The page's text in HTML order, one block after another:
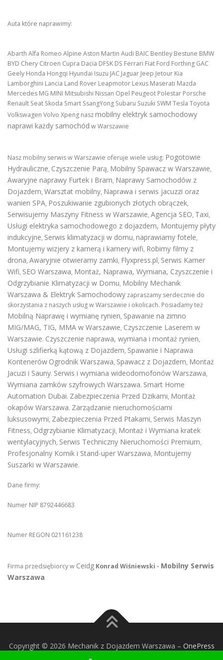
Auta które naprawimy:
Abarth Alfa Romeo Alpine Aston Martin Audi BAIC Bentley Bestune BMW
BYD Chery Citroen Cupra Dacia DFSK DS Ferrari Fiat Ford Forthing GAC
Geely Honda Hongqi Hyundai Isuzu JAC Jaguar Jeep Jetour Kia
Lamborghini Lancia Land Rover Leapmotor Lexus Maserati Mazda
Mercedes MG MINI Mitsubishi Nissan Opel Peugeot Polestar Porsche
Renault Seat Skoda Smart SsangYong Subaru Suzuki SWM Tesla Toyota
Volkswagen Volvo Xpeng naszmobilny elektryk samochodowy
naprawi każdy samochód w Warszawie
Nasz mobilny serwis w Warszawie oferuje wiele usług: Pogotowie
Hydrauliczne, Czyszczenie Parą, Mobilny Spawacz w Warszawie,
Awaryjne naprawy Furtek i Bram, Naprawy Samochodów z
Dojazdem, Warsztat mobilny, Naprawa i serwis jacuzzi oraz
wanien SPA, Poszukiwanie zgubionych złotych obrączek,
Serwisujemy Maszyny Fitness w Warszawie, Agencja SEO, Taxi,
Usługi elektryka samochodowego z dojazdem, Montujemy płyty
indukcyjne, Serwis klimatyzacji w domu, naprawiamy fotele,
Montujemy wizjery z kamerą i kamery wifi, Robimy filmy z
drona, Awaryjnie otwieramy zamki, Flyxpress.pl, Serwis Kamer
Wifi, SEO Warszawa, Montaż, Naprawa, Wymiana, Czyszczenie i
Odgrzybianie Klimatyzacji w Domu, Mobilny Mechanik
Warszawa & Elektryk Samochodowy zapraszamy serdecznie do
skorzystania z naszych usług w Warszawie i okolicach. Posiadamy też
Mobilną Naprawę i wymianę rynien, Spawanie na zimno
MIG/MAG, TIG, MMA w Warszawie, Czyszczenie Laserem w
Warszawie. Czyszczenie naprawa, wymiana i montaż rynien,
Usługi szlifierką kątową z Dojazdem, Spawanie i Naprawa
Kontenerów Ogrodnik Warszawa, Spawacz z Dojazdem, Montaż
Jacuzi i Sauny. Serwis i wymiana wideodomofonów Warszawa,
Wymiana zamków szyfrowych Warszawa. Smart Home
Automation Dubai. Zabezpieczenia Przed Dzikami, Montaż
okapów Warszawa. Zarządzanie nieruchomościami
luksusowymi, Zabezpieczenia Przed Ptakami, Serwis Maszyn
Fitness, Odgrzybianie Klimatyzacji, Montaż i Wymiana kratek
wentylacyjnych, Serwis Techniczny Nieruchomości Premium,
Profesjonalny Komik i Stand-uper Warszawa, Montujemy
Suszarki w Warszawie.
Dane firmy:
Numer NIP 8792446683
Numer REGON 021161238
Firma przedsiębiorcy w Ceidg Konrad Wiśniewski - Mobilny Serwis
Warszawa
Copyright © 2026 Mechanik z Dojazdem Warszawa – OnePress
theme by FameThemes